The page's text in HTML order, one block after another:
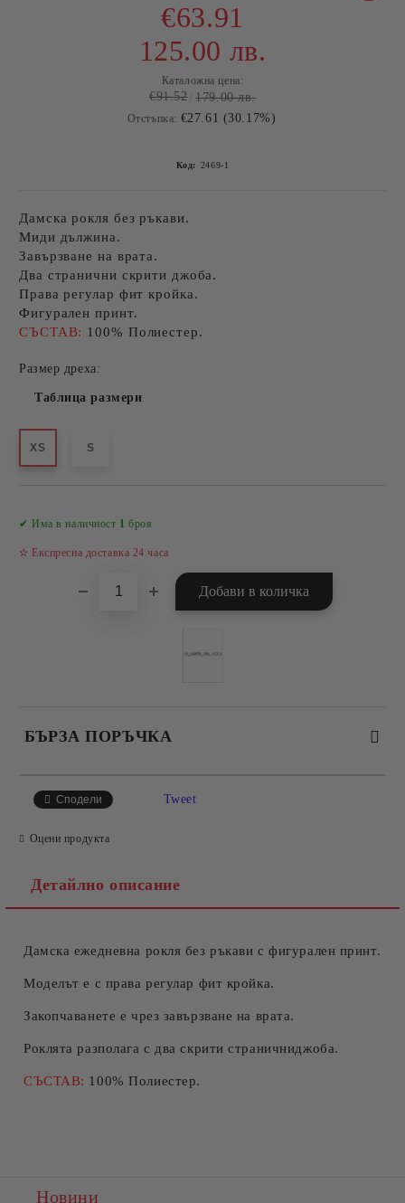
€63.91
125.00 лв.
Каталожна цена:
€91.52 179.00 лв.
Отстъпка: €27.61 (30.17%)
Код: 2469-1
Дамска рокля без ръкави.
Миди дължина.
Завързване на врата.
Два странични скрити джоба.
Права регулар фит кройка.
Фигурален принт.
СЪСТАВ: 100% Полиестер.
Размер дреха:
Таблица размери
XS S
✔ Има в наличност 1 броя
✫ Експресна доставка 24 часа
БЪРЗА ПОРЪЧКА
Съгласен съм сПолитиката за лични данни
Ние ще се свържем с вас в рамките на работния ден.
Сподели Tweet
Оцени продукта
Детайлно описание
Дамска ежедневна рокля без ръкави с фигурален принт.
Моделът е с права регулар фит кройка.
Закопчаванете е чрез завързване на врата.
Роклята разполага с два скрити страничниджоба.
СЪСТАВ: 100% Полиестер.
Новини